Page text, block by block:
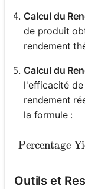
Calcul du
de produit
rendement
Calcul du
l'efficacité
rendement
la formule :
Percentage
Outils et